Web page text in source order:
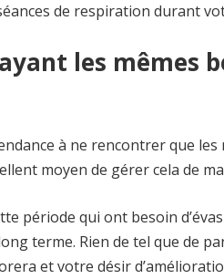
de respiration durant
les mêmes
à ne rencontrer que
moyen de gérer cela de
période qui ont besoin
terme. Rien de tel que de
et votre désir